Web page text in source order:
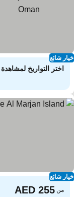
شائع
اختر التواريخ لمشاهدة
شائع
من